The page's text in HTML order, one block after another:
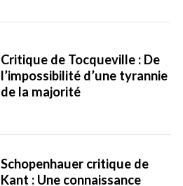
Critique de Tocqueville : De
l’impossibilité d’une tyrannie
de la majorité
Schopenhauer critique de
Kant : Une connaissance